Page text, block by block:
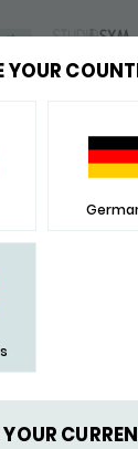
YOUR